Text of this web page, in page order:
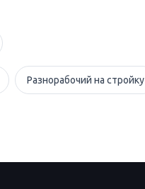
Разнорабочий на стройку